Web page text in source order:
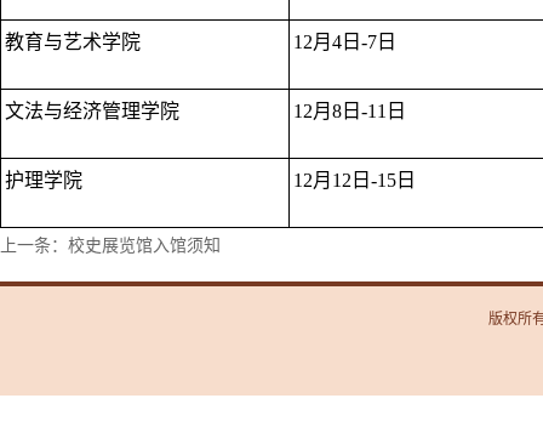
教育与艺术学院 12月4日-7日
文法与经济管理学院 12月8日-11日
护理学院 12月12日-15日
上一条：校史展览馆入馆须知
版权所